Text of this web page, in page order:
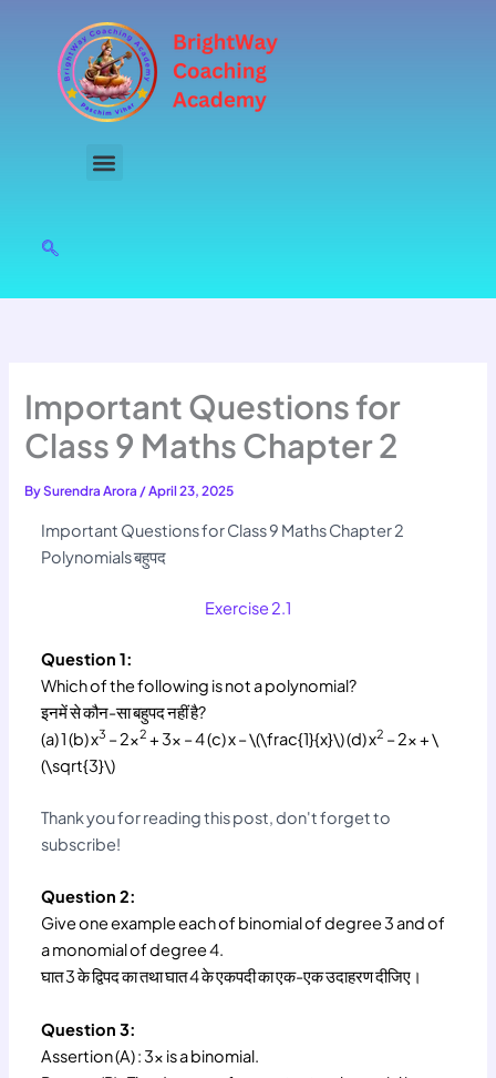
content
Important Questions for
Class 9 Maths Chapter 2
BySurendra Arora/April 23, 2025
Important Questions for Class 9 Maths Chapter 2
Polynomials बहुपद
Exercise 2.1
Question 1:
Which of the following is not a polynomial?
इनमें से कौन-सा बहुपद नहीं है?
(a) 1 (b) x3 – 2x2 + 3x – 4 (c) x – \(\frac{1}{x}\) (d) x2 – 2x + \
(\sqrt{3}\)
Thank you for reading this post, don't forget to
subscribe!
Question 2:
Give one example each of binomial of degree 3 and of
a monomial of degree 4.
घात 3 के द्विपद का तथा घात 4 के एकपदी का एक-एक उदाहरण दीजिए।
Question 3:
Assertion (A) : 3x is a binomial.